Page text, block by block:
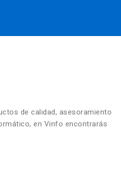
de calidad, asesoramiento
en Vinfo encontrarás